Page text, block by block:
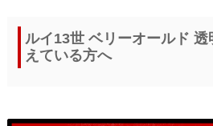
ルイ13世 ベリーオールド
えている方へ